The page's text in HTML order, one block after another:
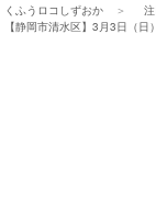
くふうロコしずおか
【静岡市清水区】3月3日（